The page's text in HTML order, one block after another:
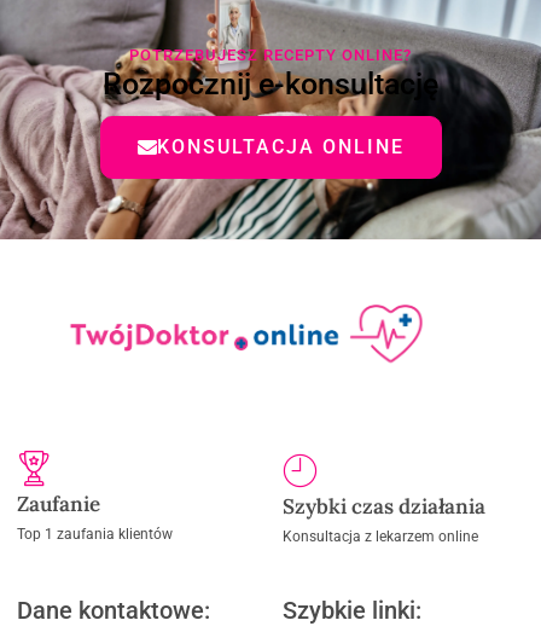
POTRZEBUJESZ RECEPTY ONLINE?
Rozpocznij e-konsultację
KONSULTACJA ONLINE
Zaufanie
Top 1 zaufania klientów
Szybki czas działania
Konsultacja z lekarzem online
Dane kontaktowe: Szybkie linki: